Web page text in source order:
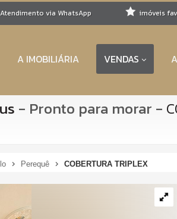
Atendimento via WhatsApp imóveis
A IMOBILIÁRIA VENDAS
- Pronto para morar -
Perequê COBERTURA TRIPLEX